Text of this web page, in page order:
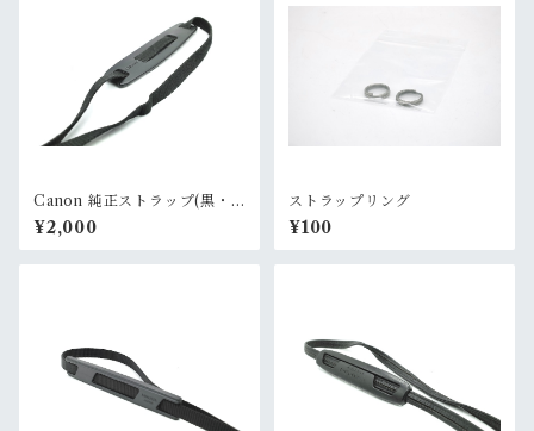
Canon 純正ストラップ(黒・
細・ナイロン)②
¥2,000
ストラップリング
¥100